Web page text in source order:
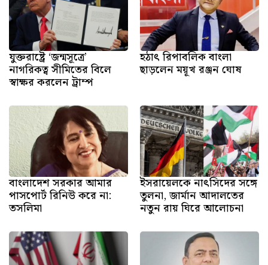
যুক্তরাষ্ট্রে ‘জন্মসূত্রে’
নাগরিকত্ব সীমিতের বিলে
স্বাক্ষর করলেন ট্রাম্প
হঠাৎ রিপাবলিক বাংলা
ছাড়লেন ময়ূখ রঞ্জন ঘোষ
বাংলাদেশ সরকার আমার
পাসপোর্ট রিনিউ করে না:
তসলিমা
ইসরায়েলকে নাৎসিদের সঙ্গে
তুলনা, জার্মান আদালতের
নতুন রায় ঘিরে আলোচনা